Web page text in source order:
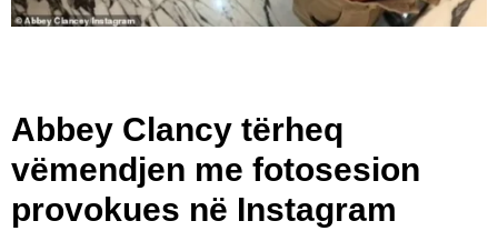
Abbey Clancy tërheq
vëmendjen me fotosesion
provokues në Instagram